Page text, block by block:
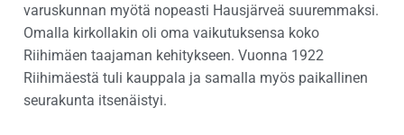
varuskunnan myötä nopeasti Hausjärveä suuremmaksi.
Omalla kirkollakin oli oma vaikutuksensa koko
Riihimäen taajaman kehitykseen. Vuonna 1922
Riihimäestä tuli kauppala ja samalla myös paikallinen
seurakunta itsenäistyi.